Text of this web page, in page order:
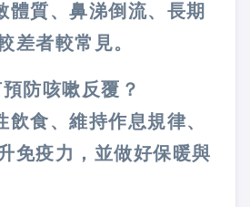
體質、鼻涕倒流、長期
差者較常見。
防咳嗽反覆？
飲食、維持作息規律、
免疫力，並做好保暖與